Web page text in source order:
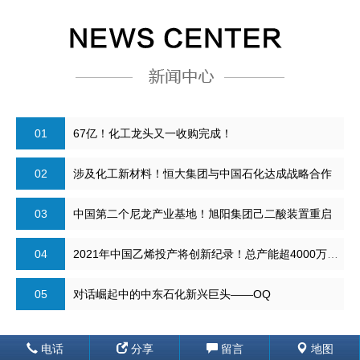
01 67亿！化工龙头又一收购完成！
02 涉及化工新材料！恒大集团与中国石化达成战略合作
03 中国第二个尼龙产业基地！旭阳集团己二酸装置重启
04 2021年中国乙烯投产将创新纪录！总产能超4000万吨！
05 对话崛起中的中东石化新兴巨头——OQ
电话 分享 留言 地图